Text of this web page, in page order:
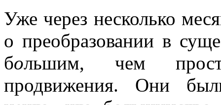
Уже через несколько
о преобразовании в
большим, чем
продвижения. Они